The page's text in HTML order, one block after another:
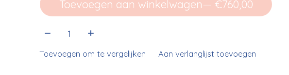
Toevoegen aan winkelwagen
— €760,00
Aantal:
Toevoegen om te vergelijken Aan verlanglijst toevoegen